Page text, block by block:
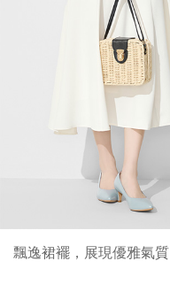
飄逸裙襬，展現優雅氣質